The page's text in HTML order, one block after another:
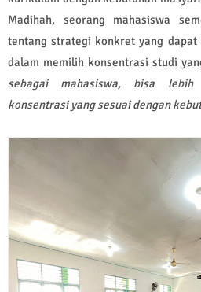
Madihah, seorang mahasiswa
tentang strategi konkret yang dapat
dalam memilih konsentrasi studi
sebagai mahasiswa, bisa
konsentrasi yang sesuai dengan